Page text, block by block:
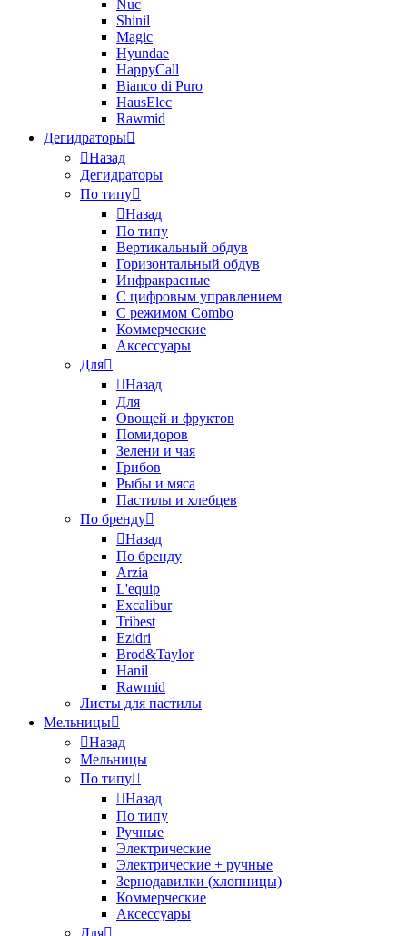
Nuc
Shinil
Magic
Hyundae
HappyCall
Bianco di Puro
HausElec
Rawmid
Дегидраторы
Назад
Дегидраторы
По типу
Назад
По типу
Вертикальный обдув
Горизонтальный обдув
Инфракрасные
С цифровым управлением
С режимом Combo
Коммерческие
Аксессуары
Для
Назад
Для
Овощей и фруктов
Помидоров
Зелени и чая
Грибов
Рыбы и мяса
Пастилы и хлебцев
По бренду
Назад
По бренду
Arzia
L'equip
Excalibur
Tribest
Ezidri
Brod&Taylor
Hanil
Rawmid
Листы для пастилы
Мельницы
Назад
Мельницы
По типу
Назад
По типу
Ручные
Электрические
Электрические + ручные
Зернодавилки (хлопницы)
Коммерческие
Аксессуары
Для